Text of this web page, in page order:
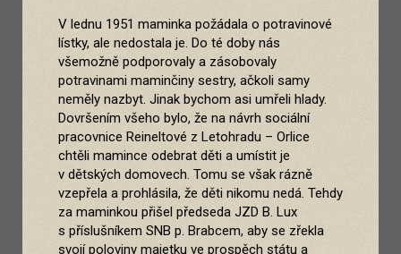
V lednu 1951 maminka požádala o potravinové
lístky, ale nedostala je. Do té doby nás
všemožně podporovaly a zásobovaly
potravinami maminčiny sestry, ačkoli samy
neměly nazbyt. Jinak bychom asi umřeli hlady.
Dovršením všeho bylo, že na návrh sociální
pracovnice Reineltové z Letohradu – Orlice
chtěli mamince odebrat děti a umístit je
v dětských domovech. Tomu se však rázně
vzepřela a prohlásila, že děti nikomu nedá. Tehdy
za maminkou přišel předseda JZD B. Lux
s příslušníkem SNB p. Brabcem, aby se zřekla
svojí poloviny majetku ve prospěch státu a